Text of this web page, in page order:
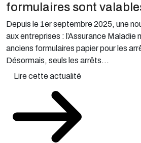
formulaires sont
Depuis le 1er septembre 2025, une
aux entreprises : l’Assurance Maladie
anciens formulaires papier pour les
Désormais, seuls les arrêts...
Lire cette actualité